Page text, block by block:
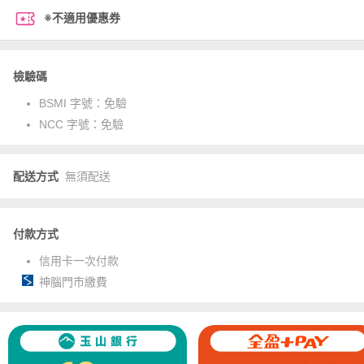
※不適用優惠券
檢驗碼
BSMI 字號： 免驗
NCC 字號： 免驗
配送方式 無須配送
付款方式
信用卡一次付款
神腦門市繳費